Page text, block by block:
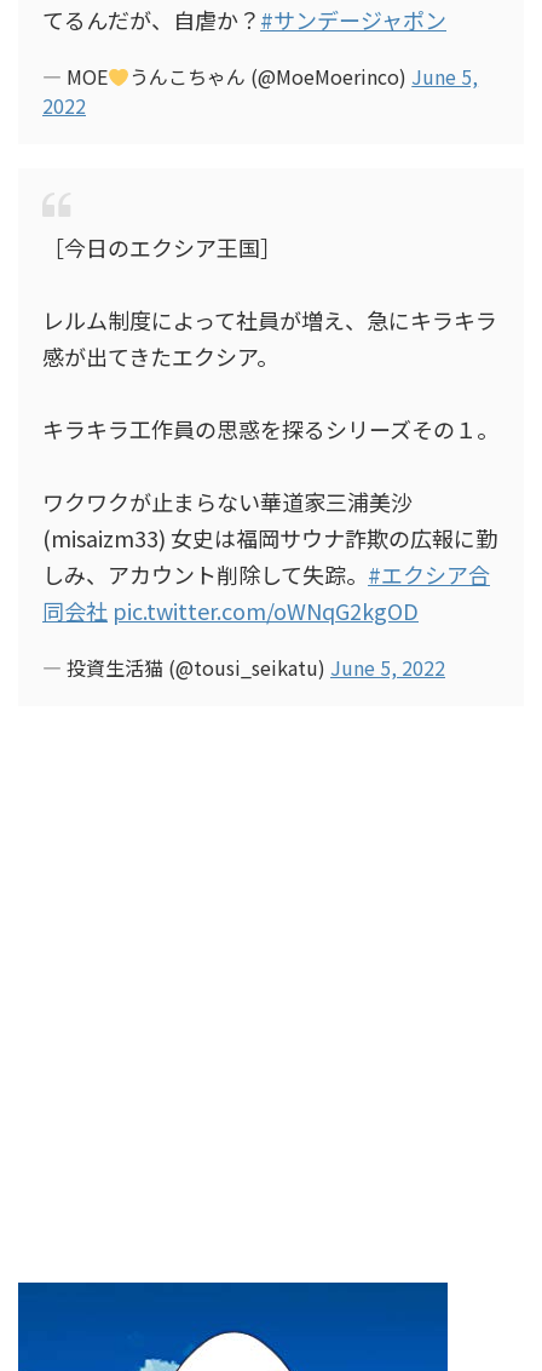
てるんだが、自虐か？#サンデージャポン
— MOE うんこちゃん (@MoeMoerinco) June 5,
2022
［今日のエクシア王国］
レルム制度によって社員が増え、急にキラキラ
感が出てきたエクシア。
キラキラ工作員の思惑を探るシリーズその１。
ワクワクが止まらない華道家三浦美沙
(misaizm33) 女史は福岡サウナ詐欺の広報に勤
しみ、アカウント削除して失踪。 #エクシア合
同会社 pic.twitter.com/oWNqG2kgOD
— 投資生活猫 (@tousi_seikatu) June 5, 2022